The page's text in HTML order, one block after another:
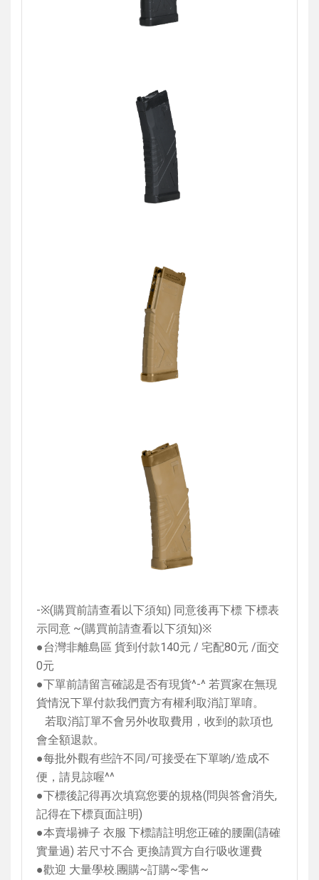
-※(購買前請查看以下須知) 同意後再下標 下標表
示同意 ~(購買前請查看以下須知)※
●台灣非離島區 貨到付款140元 / 宅配80元 /面交
0元
●下單前請留言確認是否有現貨^-^ 若買家在無現
貨情況下單付款我們賣方有權利取消訂單唷。
若取消訂單不會另外收取費用，收到的款項也
會全額退款。
●每批外觀有些許不同/可接受在下單喲/造成不
便，請見諒喔^^
●下標後記得再次填寫您要的規格(問與答會消失,
記得在下標頁面註明)
●本賣場褲子 衣服 下標請註明您正確的腰圍(請確
實量過) 若尺寸不合 更換請買方自行吸收運費
●歡迎 大量學校 團購~訂購~零售~